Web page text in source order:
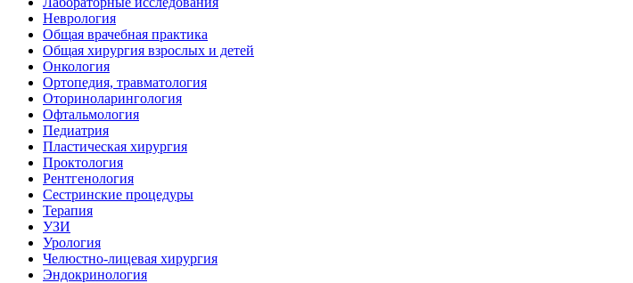
Неврология
Общая врачебная практика
Общая хирургия взрослых и детей
Онкология
Ортопедия, травматология
Оториноларингология
Офтальмология
Педиатрия
Пластическая хирургия
Проктология
Рентгенология
Сестринские процедуры
Терапия
УЗИ
Урология
Челюстно-лицевая хирургия
Эндокринология